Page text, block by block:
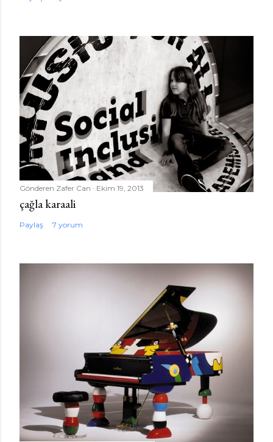
Gönderen Zafer Can Ekim 19, 2013
çağla karaali
Paylaş 7 yorum